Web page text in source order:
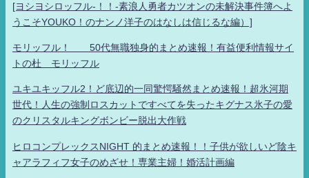
[ヨシヨシロッフル-！！-素浪人勇者カツオンの未解決事件簿へよ
うこそYOUKO！のナンノ洋子のはなしは信じるな編）]
モリッフル！ 50代無職独身的まとめ速報！有益便利情報サイ
トの杜 モリッフル
ユキユキッフル2！ど底辺的一同驚愕騒然まとめ速報！超氷河期
世代！人生の強制ロスカットですべてを失ったキグナス氷子の愛
のクリスタルキングボンビー脱出大作戦
ヒロコンプレックスNIGHT 的まとめ速報！！子供が欲しいど陰キ
ャアラフィフ女子のめざせ！専業主婦！婚活計画編